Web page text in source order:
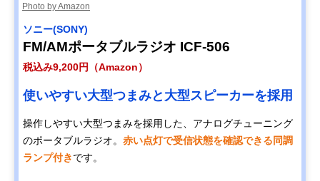
Photo by Amazon
ソニー(SONY)
FM/AMポータブルラジオ ICF-506
税込み9,200円（Amazon）
使いやすい大型つまみと大型スピーカーを採用
操作しやすい大型つまみを採用した、アナログチューニング
のポータブルラジオ。 赤い点灯で受信状態を確認できる同調
ランプ付きです。